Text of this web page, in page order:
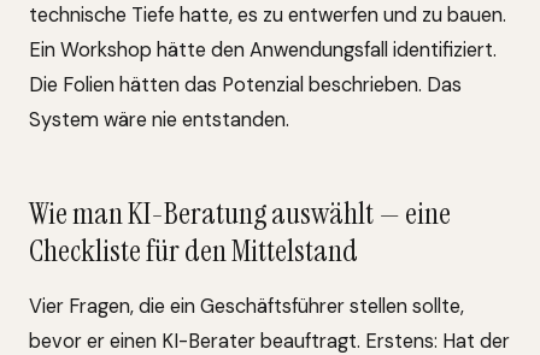
technische Tiefe hatte, es zu entwerfen und zu bauen.
Ein Workshop hätte den Anwendungsfall identifiziert.
Die Folien hätten das Potenzial beschrieben. Das
System wäre nie entstanden.
Wie man KI-Beratung auswählt — eine
Checkliste für den Mittelstand
Vier Fragen, die ein Geschäftsführer stellen sollte,
bevor er einen KI-Berater beauftragt. Erstens: Hat der